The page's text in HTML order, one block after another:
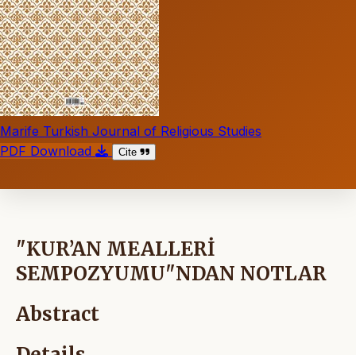
Marife Turkish Journal of Religious Studies
PDF Download
Cite
"KUR’AN MEALLERİ
SEMPOZYUMU"NDAN NOTLAR
Abstract